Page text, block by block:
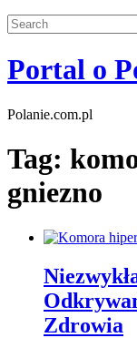
Portal o
Polanie.com.pl
Tag:
gniezno
Zdrowia